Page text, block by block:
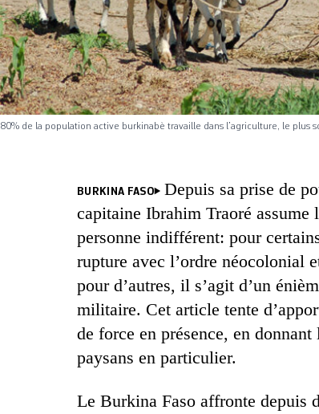
80% de la population active burkinabè travaille dans l’agriculture, le plus
BURKINA FASO
Depuis sa prise de
capitaine Ibrahim Traoré assume
personne indifférent: pour
rupture avec l’ordre néocolonial
pour d’autres, il s’agit d’un
militaire. Cet article tente
de force en présence, en
paysans en particulier.
Le Burkina Faso affronte depuis